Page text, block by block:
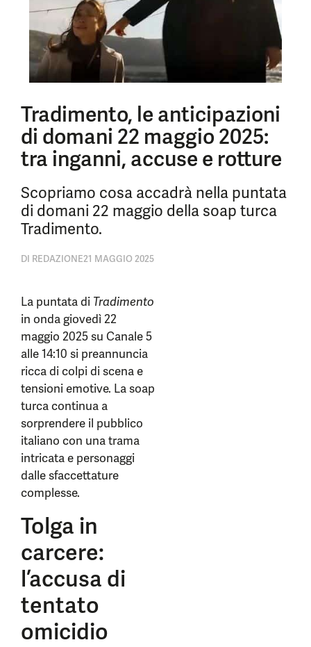
Tradimento, le anticipazioni
di domani 22 maggio 2025:
tra inganni, accuse e rotture
Scopriamo cosa accadrà nella puntata
di domani 22 maggio della soap turca
Tradimento.
DI REDAZIONE21 MAGGIO 2025
La puntata di Tradimento
in onda giovedì 22
maggio 2025 su Canale 5
alle 14:10 si preannuncia
ricca di colpi di scena e
tensioni emotive. La soap
turca continua a
sorprendere il pubblico
italiano con una trama
intricata e personaggi
dalle sfaccettature
complesse.
Tolga in
carcere:
l’accusa di
tentato
omicidio